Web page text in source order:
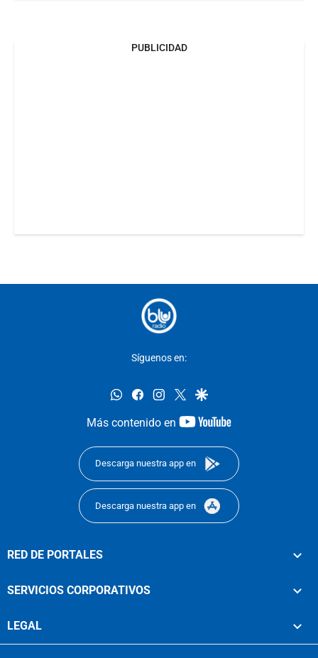
PUBLICIDAD
Síguenos en:
whatsappfacebookinstagram
twittergoogle
Más contenido en
youtube-
Descarga nuestra app en
Descarga nuestra app en
RED DE PORTALES
SERVICIOS CORPORATIVOS
LEGAL